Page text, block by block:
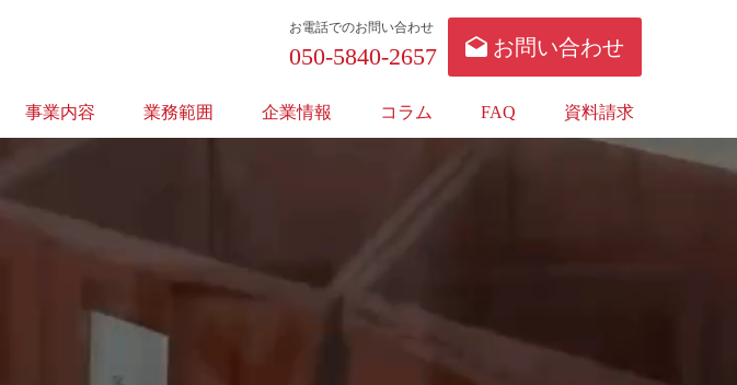
お電話でのお問い合わせ
050-5840-2657 お問い合わせ
事業内容 業務範囲 企業情報 コラム FAQ 資料請求